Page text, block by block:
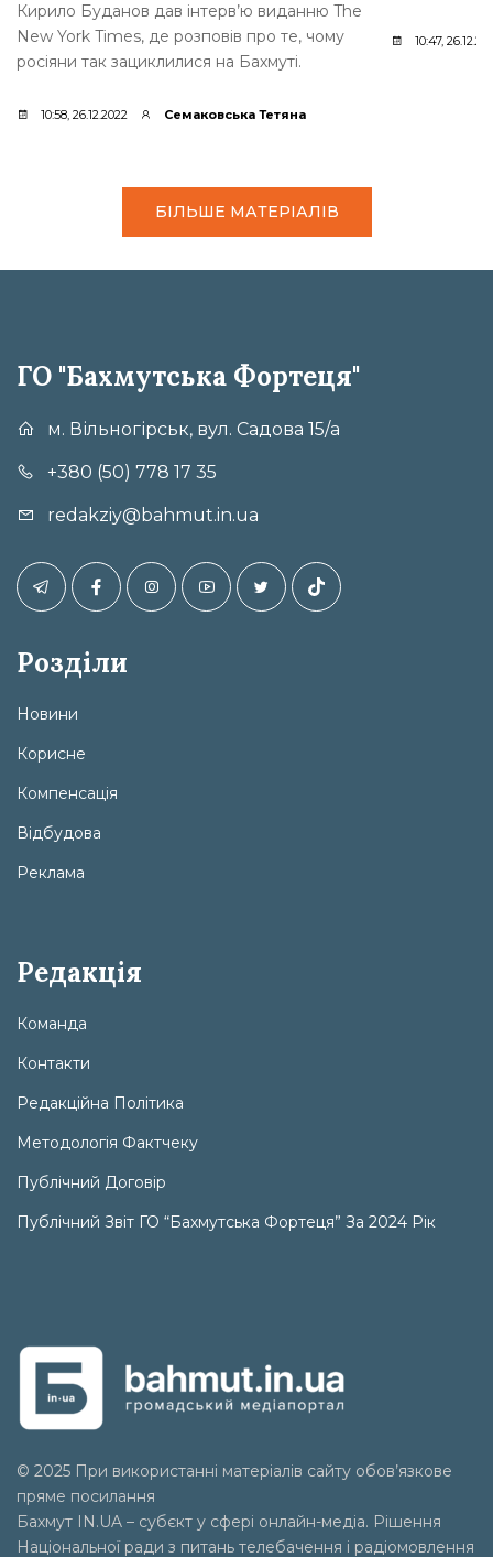
Кирило Буданов дав інтерв’ю виданню The
New York Times, де розповів про те, чому
росіяни так зациклилися на Бахмуті.
10:58, 26.12.2022 Семаковська Тетяна
10:47,
БІЛЬШЕ МАТЕРІАЛІВ
ГО "Бахмутська Фортеця"
м. Вільногірськ, вул. Садова 15/а
+380 (50) 778 17 35
redakziy@bahmut.in.ua
Розділи
Новини
Корисне
Компенсація
Відбудова
Реклама
Редакція
Команда
Контакти
Редакційна Політика
Методологія Фактчеку
Публічний Договір
Публічний Звіт ГО “Бахмутська Фортеця” За 2024 Рік
© 2025 При використанні матеріалів сайту обов’язкове
пряме посилання
Бахмут IN.UA – субєкт у сфері онлайн-медіа. Рішення
Національної ради з питань телебачення і радіомовлення